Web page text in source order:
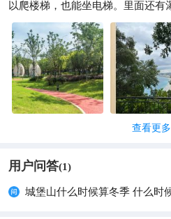
以爬楼梯，也能坐电梯。里面还有
美，超值得一去。
查看更多
用户问答(1)
城堡山什么时候算冬季 什么时